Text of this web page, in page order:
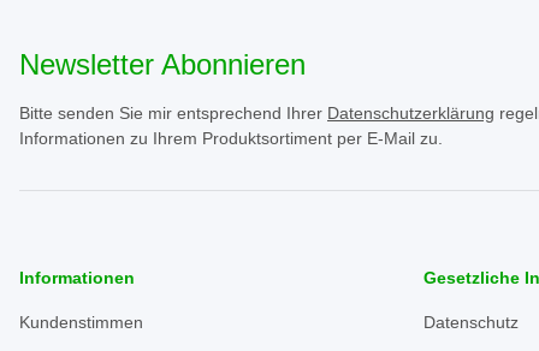
Newsletter Abonnieren
Bitte senden Sie mir entsprechend Ihrer Datenschutzerklärung
Informationen zu Ihrem Produktsortiment per E-Mail zu.
Informationen
Kundenstimmen
Gesetzliche
Datenschutz